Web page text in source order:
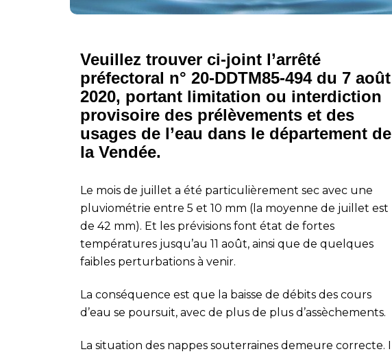
Veuillez trouver ci-joint l’arrêté
préfectoral n° 20-DDTM85-494 du 7 août
2020, portant limitation ou interdiction
provisoire des prélèvements et des
usages de l’eau dans le département de
la Vendée.
Le mois de juillet a été particulièrement sec avec une
pluviométrie entre 5 et 10 mm (la moyenne de juillet est
de 42 mm). Et les prévisions font état de fortes
températures jusqu’au 11 août, ainsi que de quelques
faibles perturbations à venir.
La conséquence est que la baisse de débits des cours
d’eau se poursuit, avec de plus de plus d’assèchements.
La situation des nappes souterraines demeure correcte. Il